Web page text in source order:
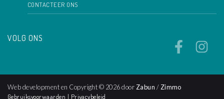
CONTACTEER ONS
VOLG ONS
Web development en Copyright © 2026 door Zabun / Zimmo
Gebruiksvoorwaarden | Privacybeleid